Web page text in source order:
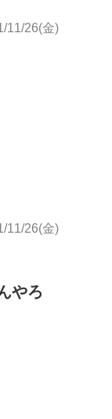
11/26(金)
11/26(金)
やろ